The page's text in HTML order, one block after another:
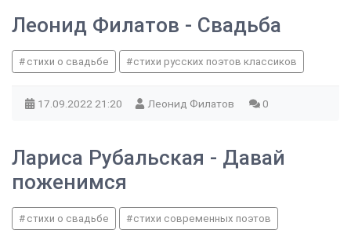
Леонид Филатов - Свадьба
стихи о свадьбе стихи русских поэтов классиков
17.09.2022 21:20 Леонид Филатов 0
Лариса Рубальская - Давай
поженимся
стихи о свадьбе стихи современных поэтов